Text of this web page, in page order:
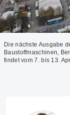
Die nächste Ausgabe
Baustoffmaschinen,
findet vom 7. bis 13.